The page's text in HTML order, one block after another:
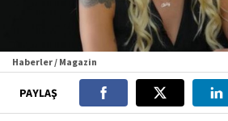
Haberler / Magazin
PAYLAŞ